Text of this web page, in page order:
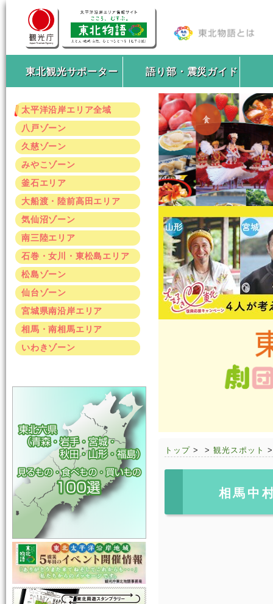
東北観光サポーター 語り部・震災ガイド
太平洋沿岸エリア全域
八戸ゾーン
久慈ゾーン
みやこゾーン
釜石エリア
大船渡・陸前高田エリア
気仙沼ゾーン
南三陸エリア
石巻・女川・東松島エリア
松島ゾーン
仙台ゾーン
宮城県南沿岸エリア
相馬・南相馬エリア
いわきゾーン
トップ > > 観光スポット
相馬中